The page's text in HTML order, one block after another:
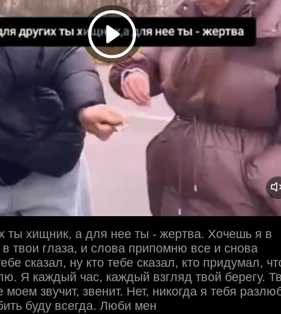
ты хищник, а для нее ты - жертва. Хочешь я в
в твои глаза, и слова припомню все и снова
сказал, ну кто тебе сказал, кто придумал,
Я каждый час, каждый взгляд твой берегу.
моем звучит, звенит. Нет, никогда я тебя
буду всегда. Люби мен